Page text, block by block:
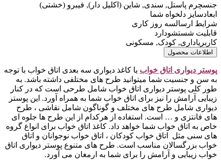
جنسچرم پاستل, سندی, شاین (اکلیل دار), فیبرو (خشتی)
ابعادسایز دلخواه شما
شرایط ارسالسه روز کاری
قابلیت شستشودارد
کاربریاداری, کودک, مسکونی
اطلاعات محصول
پوستر دیواری اتاق خواب یا کاغذ دیواری سه بعدی اتاق خواب با توجه
به سن و جنسیت شما میتوانید طرح های مختلفی داشته باشد. به
طور کلی پوستر دیواری اتاق خواب شامل طرحی است که در کنار
زیبایی آرامش را نیز برای اتاق خواب شما به همراه آورد. این پوستر
دیواری شامل طرح های مختلف و گوناگون شامل نقاشی ، طرح
های فانتزی و … است. استفاده از هرکدام از این طرح ها جلوه ای
خاص به اتاق خواب شما خواهد داد. کاغذ اتاق خواب برای انواع گروه
های سنی مثل اتاق خواب کودکان ، اتاق خواب نوجوانان و اتاق
خواب بزرگسالان مناسب است. طرح های متنوع پوستر دیواری اتاق
خواب زیبایی و آرامش را برای شما به ارمغان می آورد.